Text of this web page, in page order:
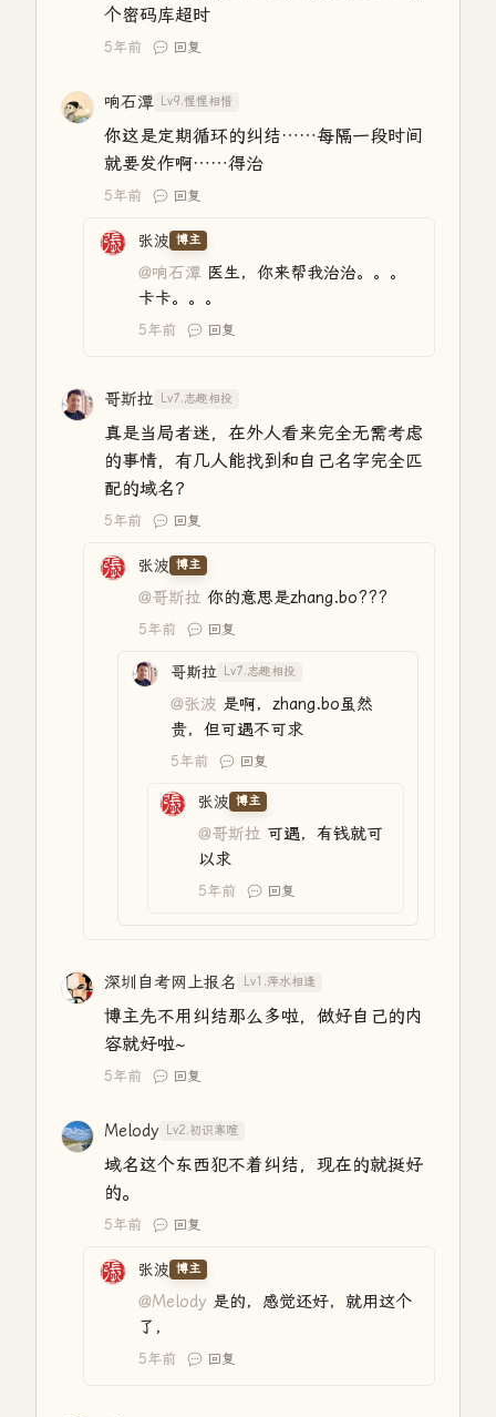
个密码库超时
5年前 回复
响石潭 Lv9.惺惺相惜
你这是定期循环的纠结……每隔一段时间
就要发作啊……得治
5年前 回复
张波 博主
@响石潭 医生，你来帮我治治。。。
卡卡。。。
5年前 回复
哥斯拉 Lv7.志趣相投
真是当局者迷，在外人看来完全无需考虑
的事情，有几人能找到和自己名字完全匹
配的域名？
5年前 回复
张波 博主
@哥斯拉 你的意思是zhang.bo???
5年前 回复
哥斯拉 Lv7.志趣相投
@张波 是啊，zhang.bo虽然
贵，但可遇不可求
5年前 回复
张波 博主
@哥斯拉 可遇，有钱就可
以求
5年前 回复
深圳自考网上报名 Lv1.萍水相逢
博主先不用纠结那么多啦，做好自己的内
容就好啦~
5年前 回复
Melody Lv2.初识寒暄
域名这个东西犯不着纠结，现在的就挺好
的。
5年前 回复
张波 博主
@Melody 是的，感觉还好，就用这个
了，
5年前 回复